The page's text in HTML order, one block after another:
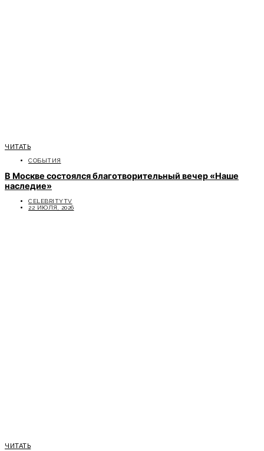
ЧИТАТЬ
СОБЫТИЯ
В Москве состоялся благотворительный вечер «Наше
наследие»
CELEBRITYTV
22 ИЮЛЯ, 2026
ЧИТАТЬ